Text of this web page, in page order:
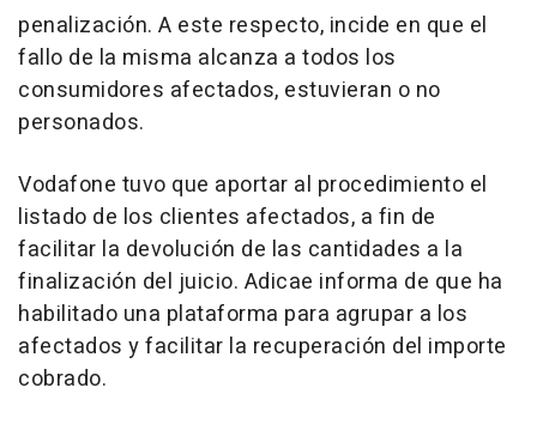
penalización. A este respecto, incide en que el
fallo de la misma alcanza a todos los
consumidores afectados, estuvieran o no
personados.
Vodafone tuvo que aportar al procedimiento el
listado de los clientes afectados, a fin de
facilitar la devolución de las cantidades a la
finalización del juicio. Adicae informa de que ha
habilitado una plataforma para agrupar a los
afectados y facilitar la recuperación del importe
cobrado.